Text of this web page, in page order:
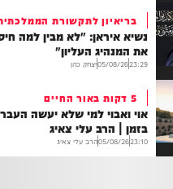
להפרה בוטה של ארגון
החל בתקיפות
לבנון.
סמוך לזכרון יעקב. כוחות
סגרו את הזירה והחלו
ובבדיקת נסיבות האירוע.
מערכת המחדש תוכן שיווקי
בריאיון לתקשורת הממלכתית
נשיא איראן: "לא מבין למה חיסלו
את המנהיג העליון"
05/08/26יצחק כהן
5 דקות באור החיים
אוי ואבוי למי שלא יעשה העברות